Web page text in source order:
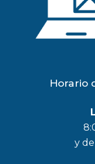
Horario
y de